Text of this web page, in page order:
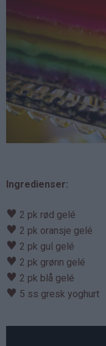
Ingredienser:
♥ 2 pk rød gelé
♥ 2 pk oransje gelé
♥ 2 pk gul gelé
♥ 2 pk grønn gelé
♥ 2 pk blå gelé
♥ 5 ss gresk yoghurt